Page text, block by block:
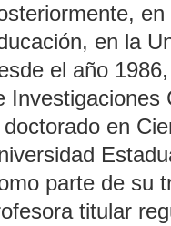
en la
el año
Investigaciones
doctorado en
parte de su
titular